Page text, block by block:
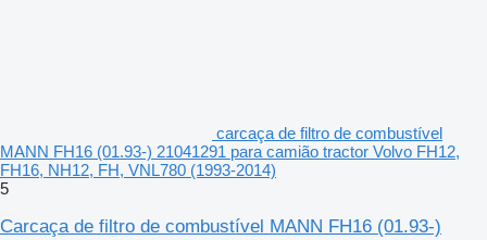
carcaça de filtro de combustível
MANN FH16 (01.93-) 21041291 para camião tractor Volvo FH12,
FH16, NH12, FH, VNL780 (1993-2014)
5
Carcaça de filtro de combustível MANN FH16 (01.93-)